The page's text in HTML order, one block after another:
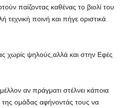
παίζοντας καθένας το βιολί του
τεχνική ποινή και πήγε οριστικά
χωρίς ψηλούς,αλλά και στην Εφές
αν πράγματι στέλνει κάποια
ομάδας αφήνοντάς τους να